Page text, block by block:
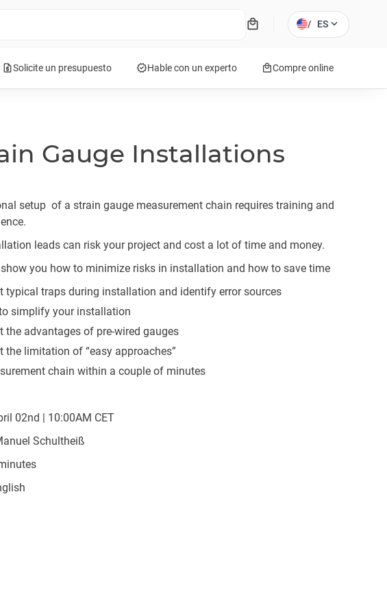
local_mall / ES expand_more
request_quoteSolicite un presupuesto verifiedHable con un experto local_mallCompre online
Gauge Installations
setup of a strain gauge measurement chain requires training and
leads can risk your project and cost a lot of time and money.
you how to minimize risks in installation and how to save time
typical traps during installation and identify error sources
simplify your installation
the advantages of pre-wired gauges
the limitation of “easy approaches”
chain within a couple of minutes
02nd | 10:00AM CET
Schultheiß